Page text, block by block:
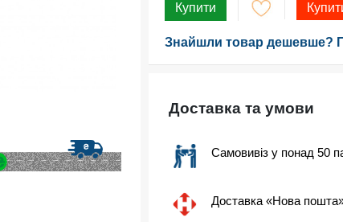
Купити
Знайшли товар дешевше?
Доставка та умови
Самовивіз у понад 50
Доставка «Нова